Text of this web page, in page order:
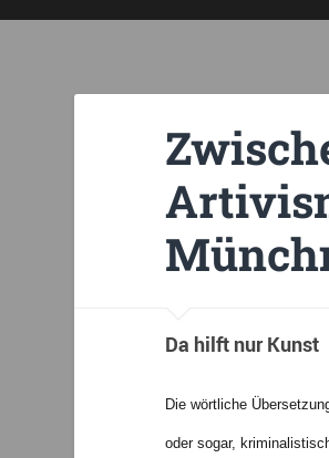
Da hilft nur Kunst
Die wörtliche
oder sogar,